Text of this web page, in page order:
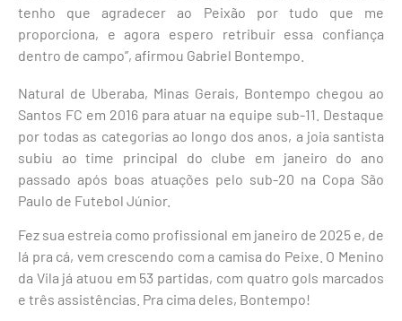
tenho que agradecer ao Peixão por tudo que me
proporciona, e agora espero retribuir essa confiança
dentro de campo”, afirmou Gabriel Bontempo.
Natural de Uberaba, Minas Gerais, Bontempo chegou ao
Santos FC em 2016 para atuar na equipe sub-11. Destaque
por todas as categorias ao longo dos anos, a joia santista
subiu ao time principal do clube em janeiro do ano
passado após boas atuações pelo sub-20 na Copa São
Paulo de Futebol Júnior.
Fez sua estreia como profissional em janeiro de 2025 e, de
lá pra cá, vem crescendo com a camisa do Peixe. O Menino
da Vila já atuou em 53 partidas, com quatro gols marcados
e três assistências. Pra cima deles, Bontempo!